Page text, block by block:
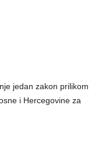
jedan zakon prilikom
i Hercegovine za